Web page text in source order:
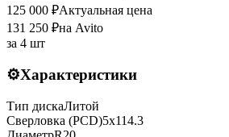
125 000 ₽Актуальная цена
131 250 ₽на Avito
за 4 шт
⚙️Характеристики
Тип дискаЛитой
Сверловка (PCD)5x114.3